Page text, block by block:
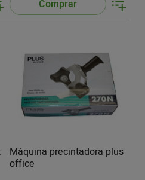
Comprar
Màquina precintadora plus
office